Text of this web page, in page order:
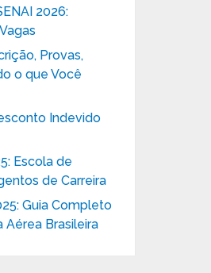
2026:
Provas,
o que Você
Indevido
Escola de
de Carreira
Guia Completo
Aérea Brasileira